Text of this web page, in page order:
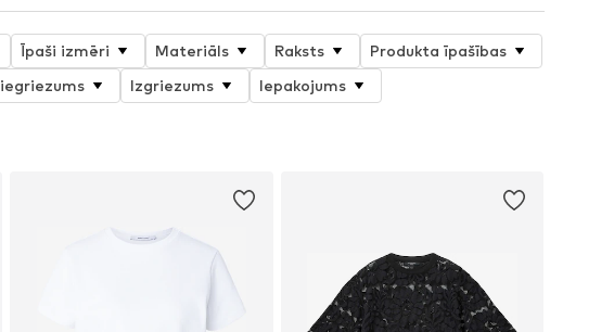
Īpaši izmēri Materiāls Raksts
Produkta īpašības
Izgriezums
Iepakojums